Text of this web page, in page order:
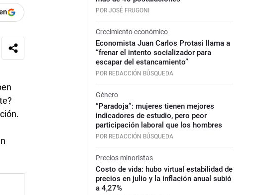
POR JOSÉ FRUGONI
Crecimiento económico
Economista Juan Carlos Protasi llama a
“frenar el intento socializador para
escapar del estancamiento”
POR REDACCIÓN BÚSQUEDA
Género
“Paradoja”: mujeres tienen mejores
indicadores de estudio, pero peor
participación laboral que los hombres
POR REDACCIÓN BÚSQUEDA
Precios minoristas
Costo de vida: hubo virtual estabilidad de
precios en julio y la inflación anual subió
a 4,27%